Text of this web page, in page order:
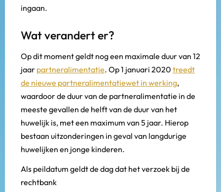
ingaan.
Wat verandert er?
Op dit moment geldt nog een maximale duur van 12
jaar partneralimentatie. Op 1 januari 2020 treedt
de nieuwe partneralimentatiewet in werking,
waardoor de duur van de partneralimentatie in de
meeste gevallen de helft van de duur van het
huwelijk is, met een maximum van 5 jaar. Hierop
bestaan uitzonderingen in geval van langdurige
huwelijken en jonge kinderen.
Als peildatum geldt de dag dat het verzoek bij de
rechtbank